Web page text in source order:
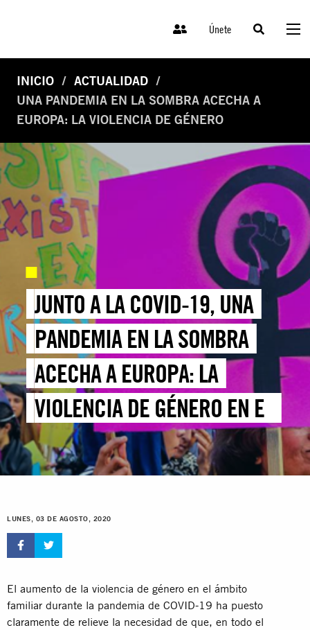
Únete
INICIO
ACTUALIDAD
UNA PANDEMIA EN LA SOMBRA ACECHA A
EUROPA: LA VIOLENCIA DE GÉNERO
JUNTO A LA COVID-19, UNA
PANDEMIA EN LA SOMBRA
ACECHA A EUROPA: LA
VIOLENCIA DE GÉNERO EN EL
ÁMBITO FAMILIAR
LUNES, 03 DE AGOSTO, 2020
El aumento de la violencia de género en el ámbito
familiar durante la pandemia de COVID-19 ha puesto
claramente de relieve la necesidad de que, en todo el